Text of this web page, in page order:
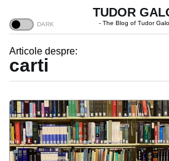
TUDOR
- The Blog of Tudor
Articole despre:
carti